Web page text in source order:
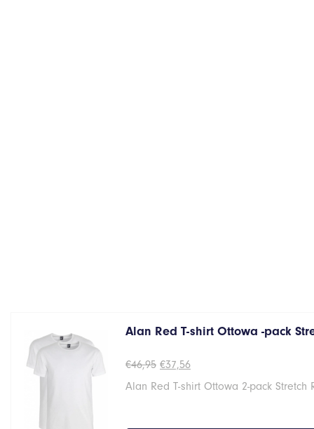
Alan Red T-shirt Ottowa -pack
€46,95 Oorspronkelijke
was:
€37,56Huidige
is:
Alan Red T-shirt Ottowa 2-pack Stretch